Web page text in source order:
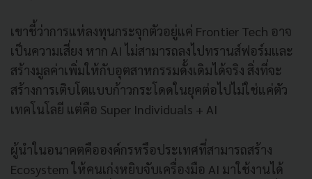
เขาชี้ว่าการแห่ลงทุนกระจุกตัวอยู่แค่ Frontier Tech อาจ
เป็นความเสี่ยง หาก AI ไม่สามารถลงไปทรานส์ฟอร์มและ
สร้างมูลค่าเพิ่มให้กับอุตสาหกรรมดั้งเดิมได้จริง สิ่งที่จะ
สร้างการเติบโตแบบก้าวกระโดดในยุคต่อไปไม่ใช่แค่ตัว
เทคโนโลยี แต่คือ Super Individuals + AI
ผู้นำในอนาคตคือองค์กรหรือประเทศที่สามารถสร้าง
Ecosystem ให้คนเก่งหยิบจับเครื่องมือ AI มาใช้งานได้